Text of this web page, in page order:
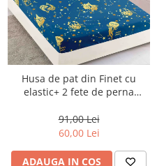
Husa de pat din Finet cu
elastic+ 2 fete de perna
91,00 Lei
60,00 Lei
ADAUGA IN COS